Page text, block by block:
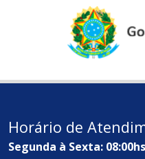
Horário de
Segunda à Sexta: